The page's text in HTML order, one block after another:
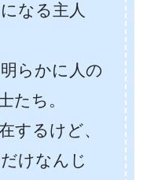
なる主人
らかに人の
たち。
するけど、
けなんじ